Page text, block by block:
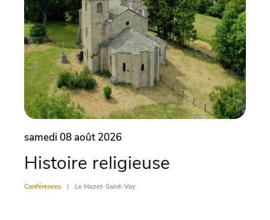
samedi 08 août 2026
Histoire religieuse
Conférences Le Mazet-Saint-Voy